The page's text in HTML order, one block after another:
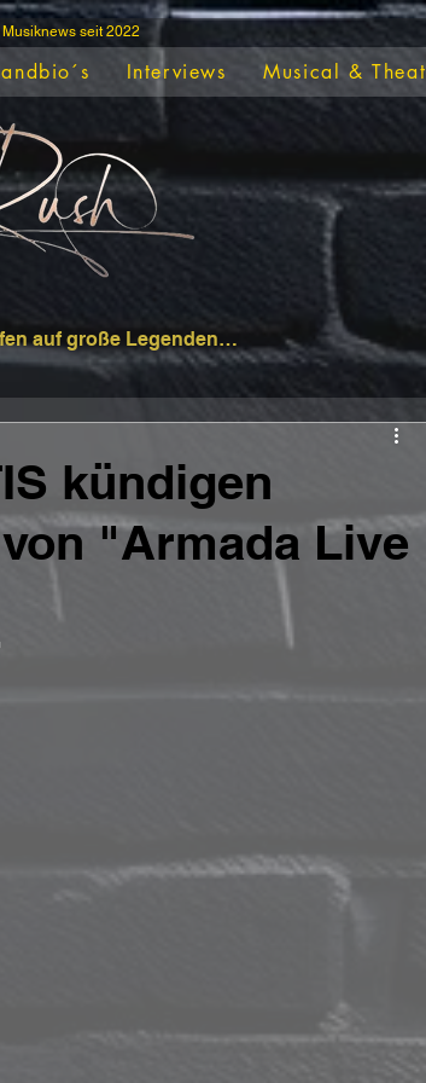
seit 2022
Interviews Musical &
auf große Legenden…
kündigen
"Armada Live